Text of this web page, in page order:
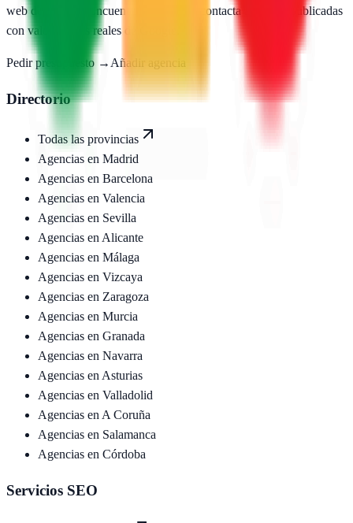
web de España. Encuentra, compara y contacta agencias publicadas
con valoraciones reales de Google.
Pedir presupuesto → Añadir agencia
Directorio
Todas las provincias
Agencias en Madrid
Agencias en Barcelona
Agencias en Valencia
Agencias en Sevilla
Agencias en Alicante
Agencias en Málaga
Agencias en Vizcaya
Agencias en Zaragoza
Agencias en Murcia
Agencias en Granada
Agencias en Navarra
Agencias en Asturias
Agencias en Valladolid
Agencias en A Coruña
Agencias en Salamanca
Agencias en Córdoba
Servicios SEO